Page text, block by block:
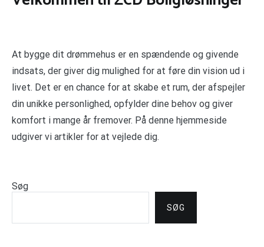
At bygge dit drømmehus er en spændende og givende
indsats, der giver dig mulighed for at føre din vision ud i
livet. Det er en chance for at skabe et rum, der afspejler
din unikke personlighed, opfylder dine behov og giver
komfort i mange år fremover. På denne hjemmeside
udgiver vi artikler for at vejlede dig.
Søg
SØG